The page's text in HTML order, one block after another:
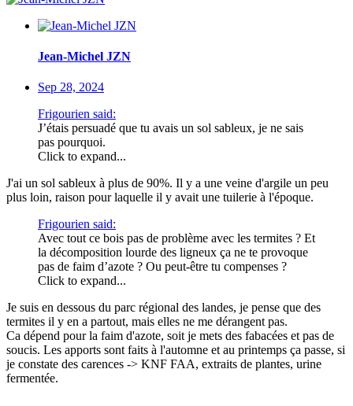
Jean-Michel JZN
Sep 28, 2024
Frigourien said:
J’étais persuadé que tu avais un sol sableux, je ne sais
pas pourquoi.
Click to expand...
J'ai un sol sableux à plus de 90%. Il y a une veine d'argile un peu
plus loin, raison pour laquelle il y avait une tuilerie à l'époque.
Frigourien said:
Avec tout ce bois pas de problème avec les termites ? Et
la décomposition lourde des ligneux ça ne te provoque
pas de faim d’azote ? Ou peut-être tu compenses ?
Click to expand...
Je suis en dessous du parc régional des landes, je pense que des
termites il y en a partout, mais elles ne me dérangent pas.
Ca dépend pour la faim d'azote, soit je mets des fabacées et pas de
soucis. Les apports sont faits à l'automne et au printemps ça passe, si
je constate des carences -> KNF FAA, extraits de plantes, urine
fermentée.